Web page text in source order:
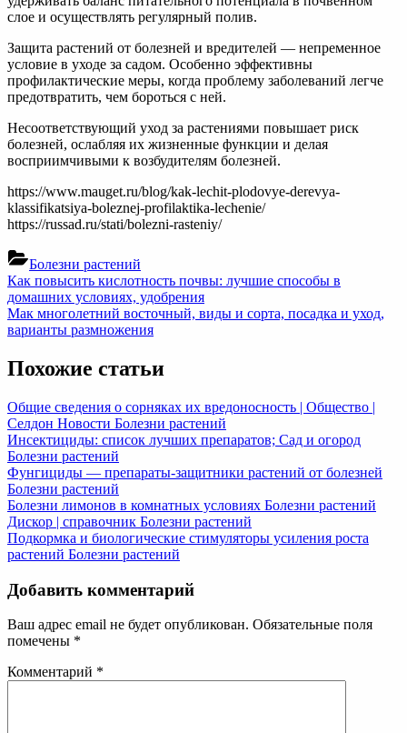
слое и осуществлять регулярный полив.
Защита растений от болезней и вредителей — непременное
условие в уходе за садом. Особенно эффективны
профилактические меры, когда проблему заболеваний легче
предотвратить, чем бороться с ней.
Несоответствующий уход за растениями повышает риск
болезней, ослабляя их жизненные функции и делая
восприимчивыми к возбудителям болезней.
https://www.mauget.ru/blog/kak-lechit-plodovye-derevya-
klassifikatsiya-boleznej-profilaktika-lechenie/
https://russad.ru/stati/bolezni-rasteniy/
Болезни растений
Навигация
по
записям
Previous
Post:
Как повысить кислотность почвы: лучшие способы в
домашних условиях, удобрения
Next
Post:
Мак многолетний восточный, виды и сорта, посадка и уход,
варианты размножения
Похожие статьи
Общие сведения о сорняках их вредоносность | Общество |
Селдон Новости Болезни растений
Инсектициды: список лучших препаратов; Сад и огород
Болезни растений
Фунгициды — препараты-защитники растений от болезней
Болезни растений
Болезни лимонов в комнатных условиях Болезни растений
Дискор | справочник Болезни растений
Подкормка и биологические стимуляторы усиления роста
растений Болезни растений
Добавить комментарий
Ваш адрес email не будет опубликован. Обязательные поля
помечены *
Комментарий *